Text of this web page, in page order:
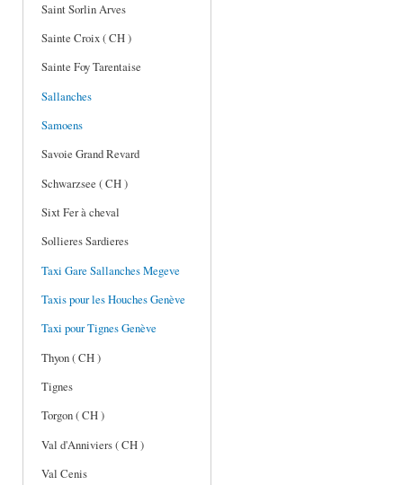
Saint Sorlin Arves
Sainte Croix ( CH )
Sainte Foy Tarentaise
Sallanches
Samoens
Savoie Grand Revard
Schwarzsee ( CH )
Sixt Fer à cheval
Sollieres Sardieres
Taxi Gare Sallanches Megeve
Taxis pour les Houches Genève
Taxi pour Tignes Genève
Thyon ( CH )
Tignes
Torgon ( CH )
Val d'Anniviers ( CH )
Val Cenis